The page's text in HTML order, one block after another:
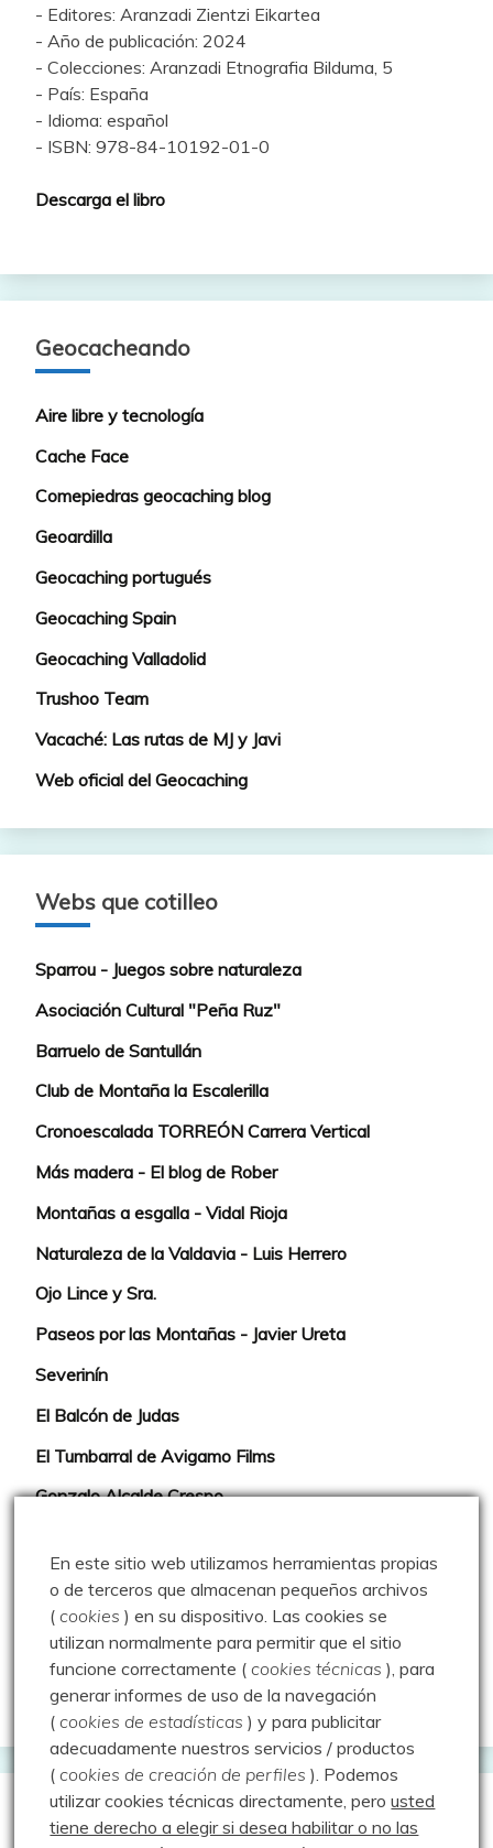
- Editores: Aranzadi Zientzi Eikartea
- Año de publicación: 2024
- Colecciones: Aranzadi Etnografia Bilduma, 5
- País: España
- Idioma: español
- ISBN: 978-84-10192-01-0
Descarga el libro
Geocacheando
Aire libre y tecnología
Cache Face
Comepiedras geocaching blog
Geoardilla
Geocaching portugués
Geocaching Spain
Geocaching Valladolid
Trushoo Team
Vacaché: Las rutas de MJ y Javi
Web oficial del Geocaching
Webs que cotilleo
Sparrou - Juegos sobre naturaleza
Asociación Cultural "Peña Ruz"
Barruelo de Santullán
Club de Montaña la Escalerilla
Cronoescalada TORREÓN Carrera Vertical
Más madera - El blog de Rober
Montañas a esgalla - Vidal Rioja
Naturaleza de la Valdavia - Luis Herrero
Ojo Lince y Sra.
Paseos por las Montañas - Javier Ureta
Severinín
El Balcón de Judas
El Tumbarral de Avigamo Films
Gonzalo Alcalde Crespo
Rutas y excursiones con niños
Valdeolea. Río Camesa, la vía azul
Aprendiz de sueños
Guías de Montaña
En este sitio web utilizamos herramientas propias
o de terceros que almacenan pequeños archivos
(cookies ) en su dispositivo. Las cookies se
utilizan normalmente para permitir que el sitio
funcione correctamente (cookies técnicas ), para
generar informes de uso de la navegación
(cookies de estadísticas ) y para publicitar
adecuadamente nuestros servicios / productos
(cookies de creación de perfiles ). Podemos
utilizar cookies técnicas directamente, perousted
tiene derecho a elegir si desea habilitar o no las